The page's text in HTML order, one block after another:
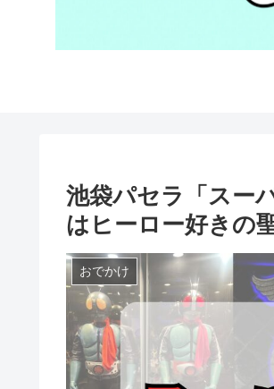
池袋パセラ「スー
はヒーロー好きの
おでかけ